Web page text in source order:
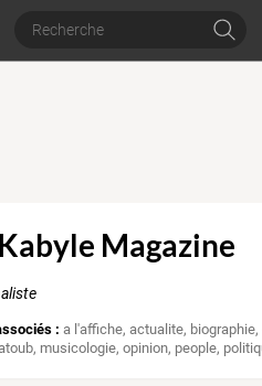
Magazine
: a l'affiche,actualite, biographie,
, musicologie,opinion, people,